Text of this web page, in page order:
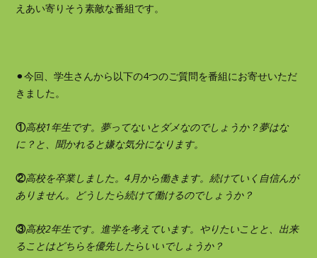
えあい寄りそう素敵な番組です。
⚫︎今回、学生さんから以下の4つのご質問を番組にお寄せいただ
きました。
①高校1年生です。夢ってないとダメなのでしょうか？夢はな
に？と、聞かれると嫌な気分になります。
②高校を卒業しました。4月から働きます。続けていく自信んが
ありません。どうしたら続けて働けるのでしょうか？
③高校2年生です。進学を考えています。やりたいことと、出来
ることはどちらを優先したらいいでしょうか？